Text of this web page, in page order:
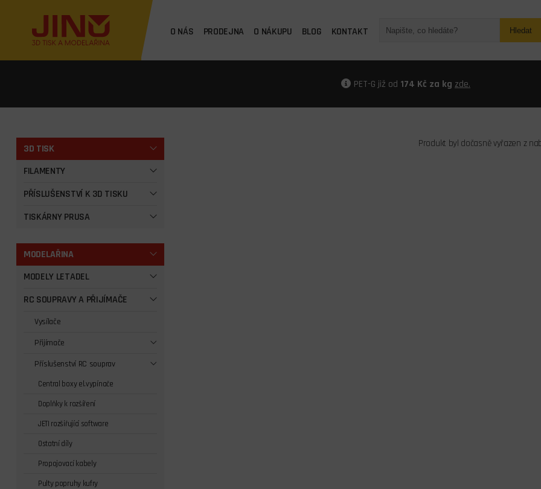
O NÁS PRODEJNA O NÁKUPU BLOG KONTAKT Hledat
PET-G již od 174 Kč za kg zde.
3D TISK
FILAMENTY
PŘÍSLUŠENSTVÍ K 3D TISKU
TISKÁRNY PRUSA
MODELAŘINA
MODELY LETADEL
RC SOUPRAVY A PŘIJÍMAČE
Vysílače
Přijímače
Příslušenství RC souprav
Central boxy el.vypínače
Doplňky k rozšíření
JETI rozšiřující software
Ostatní díly
Propojovací kabely
Pulty popruhy kufry
Produkt byl dočasně vyřazen z